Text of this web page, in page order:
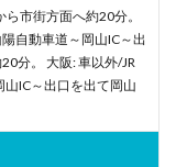
市街方面へ約20分。
自動車道～岡山IC～出
分。 大阪: 車以外/JR
IC～出口を出て岡山